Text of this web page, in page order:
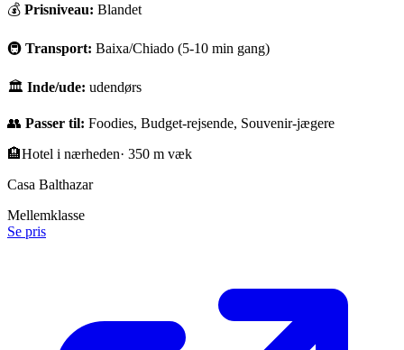
💰 Prisniveau: Blandet
🚇 Transport: Baixa/Chiado (5-10 min gang)
🏛 Inde/ude: udendørs
👥 Passer til: Foodies, Budget-rejsende, Souvenir-jægere
🏨Hotel i nærheden· 350 m væk
Casa Balthazar
Mellemklasse
Se pris